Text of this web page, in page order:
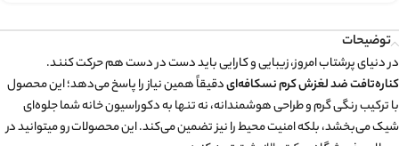
توضیحات
در دنیای پرشتاب امروز، زیبایی و کارایی باید دست در دست هم حرکت کنند.
کناره‌تافت ضد لغزش کرم نسکافه‌ایدقیقاً همین نیاز را پاسخ می‌دهد؛ این محصول
با ترکیب رنگی گرم و طراحی هوشمندانه، نه تنها به دکوراسیون خانه شما جلوه‌ای
شیک می‌بخشد، بلکه امنیت محیط را نیز تضمین می‌کند. این محصولات رو میتوانید در